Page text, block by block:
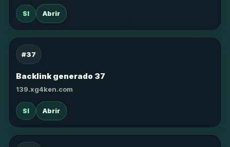
SI Abrir
#37
Backlink generado 37
139.xg4ken.com
SI Abrir